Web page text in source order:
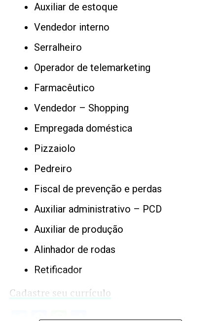
Auxiliar de estoque
Vendedor interno
Serralheiro
Operador de telemarketing
Farmacêutico
Vendedor – Shopping
Empregada doméstica
Pizzaiolo
Pedreiro
Fiscal de prevenção e perdas
Auxiliar administrativo – PCD
Auxiliar de produção
Alinhador de rodas
Retificador
Cadastre seu currículo